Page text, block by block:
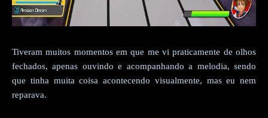
Tiveram muitos momentos em que me vi praticamente de olhos
fechados, apenas ouvindo e acompanhando a melodia, sendo
que tinha muita coisa acontecendo visualmente, mas eu nem
reparava.